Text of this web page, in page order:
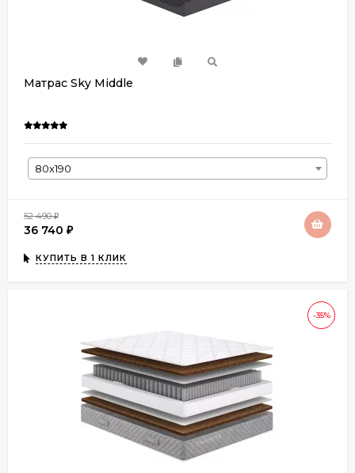
Матрас Sky Middle
80х190
52 490₽
36 740 ₽
КУПИТЬ В 1 КЛИК
-35%